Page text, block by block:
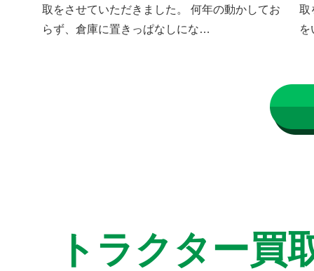
取をさせていただきました。 何年の動かしてお
らず、倉庫に置きっぱなしにな…
取
トラクター買